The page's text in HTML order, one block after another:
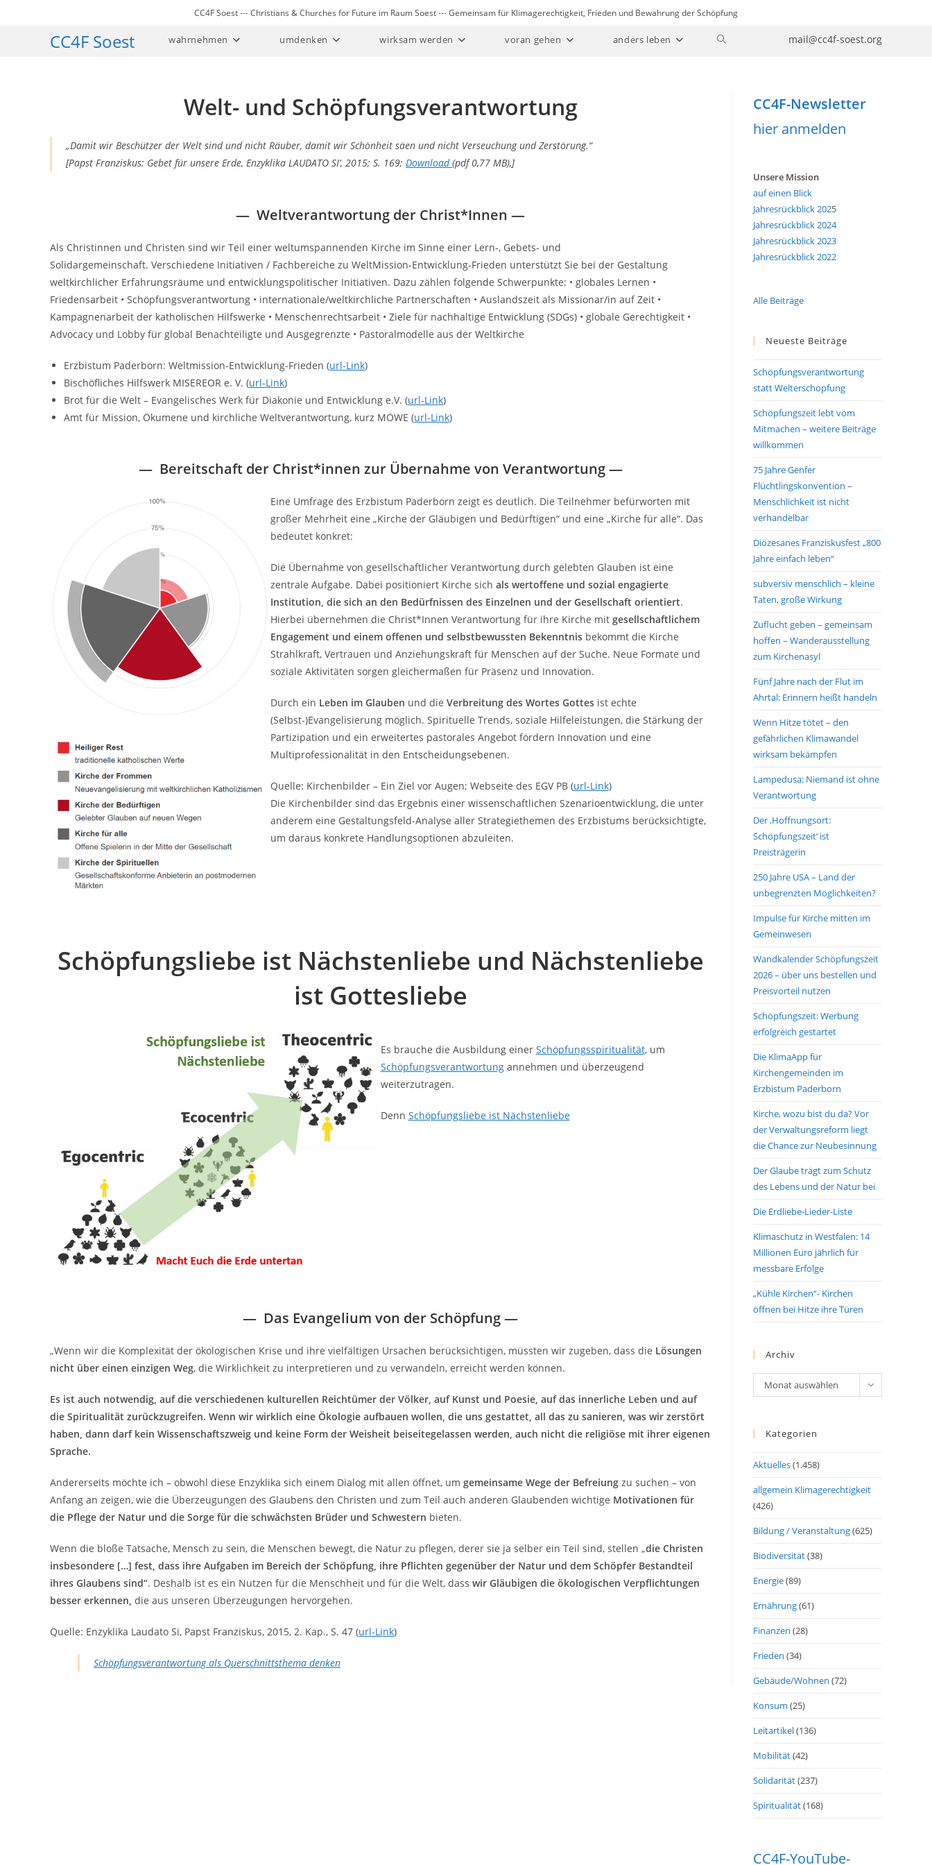
CC4F Soest --- Christians & Churches for Future im Raum Soest --- Gemeinsam für Klimagerechtigkeit, Frieden und Bewahrung der Schöpfung
CC4F Soest mail@cc4f-soest.org
wahrnehmen umdenken wirksam werden voran gehen anders leben
Website-
Welt- und Schöpfungsverantwortung
„Damit wir Beschützer der Welt sind und nicht Räuber, damit wir Schönheit säen und nicht Verseuchung und Zerstörung.“
[Papst Franziskus: Gebet für unsere Erde, Enzyklika LAUDATO SI’, 2015; S. 169; Download(pdf 0,77 MB),]
— Weltverantwortung der Christ*Innen —
Als Christinnen und Christen sind wir Teil einer weltumspannenden Kirche im Sinne einer Lern-, Gebets- und
Solidargemeinschaft. Verschiedene Initiativen / Fachbereiche zu WeltMission-Entwicklung-Frieden unterstützt Sie bei der Gestaltung
weltkirchlicher Erfahrungsräume und entwicklungspolitischer Initiativen. Dazu zählen folgende Schwerpunkte: • globales Lernen •
Friedensarbeit • Schöpfungsverantwortung • internationale/weltkirchliche Partnerschaften • Auslandszeit als Missionar/in auf Zeit •
Kampagnenarbeit der katholischen Hilfswerke • Menschenrechtsarbeit • Ziele für nachhaltige Entwicklung (SDGs) • globale Gerechtigkeit •
Advocacy und Lobby für global Benachteiligte und Ausgegrenzte • Pastoralmodelle aus der Weltkirche
Erzbistum Paderborn: Weltmission-Entwicklung-Frieden (url-Link)
Bischöfliches Hilfswerk MISEREOR e. V. (url-Link)
Brot für die Welt – Evangelisches Werk für Diakonie und Entwicklung e.V. (url-Link)
Amt für Mission, Ökumene und kirchliche Weltverantwortung, kurz MÖWE (url-Link)
— Bereitschaft der Christ*innen zur Übernahme von Verantwortung—
Eine Umfrage des Erzbistum Paderborn zeigt es deutlich. Die Teilnehmer befürworten mit
großer Mehrheit eine „Kirche der Gläubigen und Bedürftigen“ und eine „Kirche für alle“. Das
bedeutet konkret:
Die Übernahme von gesellschaftlicher Verantwortung durch gelebten Glauben ist eine
zentrale Aufgabe. Dabei positioniert Kirche sich als wertoffene und sozial engagierte
Institution, die sich an den Bedürfnissen des Einzelnen und der Gesellschaft orientiert.
Hierbei übernehmen die Christ*Innen Verantwortung für ihre Kirche mit gesellschaftlichem
Engagement und einem offenen und selbstbewussten Bekenntnisbekommt die Kirche
Strahlkraft, Vertrauen und Anziehungskraft für Menschen auf der Suche. Neue Formate und
soziale Aktivitäten sorgen gleichermaßen für Präsenz und Innovation.
Durch ein Leben im Glauben und die Verbreitung des Wortes Gottesist echte
(Selbst-)Evangelisierung möglich. Spirituelle Trends, soziale Hilfeleistungen, die Stärkung der
Partizipation und ein erweitertes pastorales Angebot fördern Innovation und eine
Multiprofessionalität in den Entscheidungsebenen.
Quelle: Kirchenbilder – Ein Ziel vor Augen; Webseite des EGV PB (url-Link)
Die Kirchenbilder sind das Ergebnis einer wissenschaftlichen Szenarioentwicklung, die unter
anderem eine Gestaltungsfeld-Analyse aller Strategiethemen des Erzbistums berücksichtigte,
um daraus konkrete Handlungsoptionen abzuleiten.
Schöpfungsliebe ist Nächstenliebe und Nächstenliebe
ist Gottesliebe
Es brauche die Ausbildung einer Schöpfungsspiritualität, um
Schöpfungsverantwortungannehmen und überzeugend
weiterzutragen.
Denn Schöpfungsliebe ist Nächstenliebe
— Das Evangelium von der Schöpfung—
„Wenn wir die Komplexität der ökologischen Krise und ihre vielfältigen Ursachen berücksichtigen, müssten wir zugeben, dass die Lösungen
nicht über einen einzigen Weg, die Wirklichkeit zu interpretieren und zu verwandeln, erreicht werden können.
Es ist auch notwendig, auf die verschiedenen kulturellen Reichtümer der Völker, auf Kunst und Poesie, auf das innerliche Leben und auf
die Spiritualität zurückzugreifen. Wenn wir wirklich eine Ökologie aufbauen wollen, die uns gestattet, all das zu sanieren, was wir zerstört
haben, dann darf kein Wissenschaftszweig und keine Form der Weisheit beiseitegelassen werden, auch nicht die religiöse mit ihrer eigenen
Sprache.
Andererseits möchte ich – obwohl diese Enzyklika sich einem Dialog mit allen öffnet, um gemeinsame Wege der Befreiung zu suchen – von
Anfang an zeigen, wie die Überzeugungen des Glaubens den Christen und zum Teil auch anderen Glaubenden wichtige Motivationen für
die Pflege der Natur und die Sorge für die schwächsten Brüder und Schwestern bieten.
Wenn die bloße Tatsache, Mensch zu sein, die Menschen bewegt, die Natur zu pflegen, derer sie ja selber ein Teil sind, stellen „die Christen
insbesondere […] fest, dass ihre Aufgaben im Bereich der Schöpfung, ihre Pflichten gegenüber der Natur und dem Schöpfer Bestandteil
ihres Glaubens sind“. Deshalb ist es ein Nutzen für die Menschheit und für die Welt, dass wir Gläubigen die ökologischen Verpflichtungen
besser erkennen, die aus unseren Überzeugungen hervorgehen.
Quelle: Enzyklika Laudato Si, Papst Franziskus, 2015, 2. Kap., S. 47 (url-Link)
Schöpfungsverantwortung als Querschnittsthema denken
CC4F-Newsletter
hier anmelden
Unsere Mission
auf einen Blick
Jahresrückblick 2025
Jahresrückblick 2024
Jahresrückblick 2023
Jahresrückblick 2022
Alle Beiträge
Neueste Beiträge
Schöpfungsverantwortung
statt Welterschöpfung
Schöpfungszeit lebt vom
Mitmachen – weitere Beiträge
willkommen
75 Jahre Genfer
Flüchtlingskonvention –
Menschlichkeit ist nicht
verhandelbar
Diözesanes Franziskusfest „800
Jahre einfach leben“
subversiv menschlich – kleine
Taten, große Wirkung
Zuflucht geben – gemeinsam
hoffen – Wanderausstellung
zum Kirchenasyl
Fünf Jahre nach der Flut im
Ahrtal: Erinnern heißt handeln
Wenn Hitze tötet – den
gefährlichen Klimawandel
wirksam bekämpfen
Lampedusa: Niemand ist ohne
Verantwortung
Der ‚Hoffnungsort:
Schöpfungszeit‘ ist
Preisträgerin
250 Jahre USA – Land der
unbegrenzten Möglichkeiten?
Impulse für Kirche mitten im
Gemeinwesen
Wandkalender Schöpfungszeit
2026 – über uns bestellen und
Preisvorteil nutzen
Schöpfungszeit: Werbung
erfolgreich gestartet
Die KlimaApp für
Kirchengemeinden im
Erzbistum Paderborn
Kirche, wozu bist du da? Vor
der Verwaltungsreform liegt
die Chance zur Neubesinnung
Der Glaube trägt zum Schutz
des Lebens und der Natur bei
Die Erdliebe-Lieder-Liste
Klimaschutz in Westfalen: 14
Millionen Euro jährlich für
messbare Erfolge
„Kühle Kirchen“- Kirchen
öffnen bei Hitze ihre Türen
Archiv
Archiv
Monat auswählen
Kategorien
Aktuelles(1.458)
allgemein Klimagerechtigkeit
(426)
Bildung / Veranstaltung(625)
Biodiversität(38)
Energie(89)
Ernährung(61)
Finanzen (28)
Frieden (34)
Gebäude/Wohnen (72)
Konsum (25)
Leitartikel(136)
Mobilität(42)
Solidarität(237)
Spiritualität(168)
CC4F-YouTube-